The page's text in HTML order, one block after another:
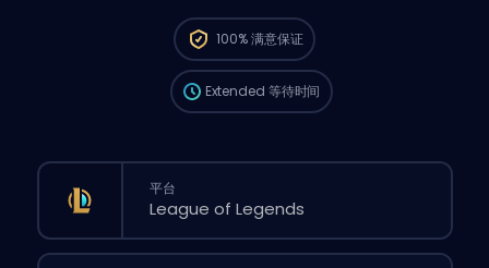
100%满意保证
这个订单会自动分配给这位 booster，所以等的
时间可能会比你在网站上正常下单还要久一点。
Extended 等待时间
平台